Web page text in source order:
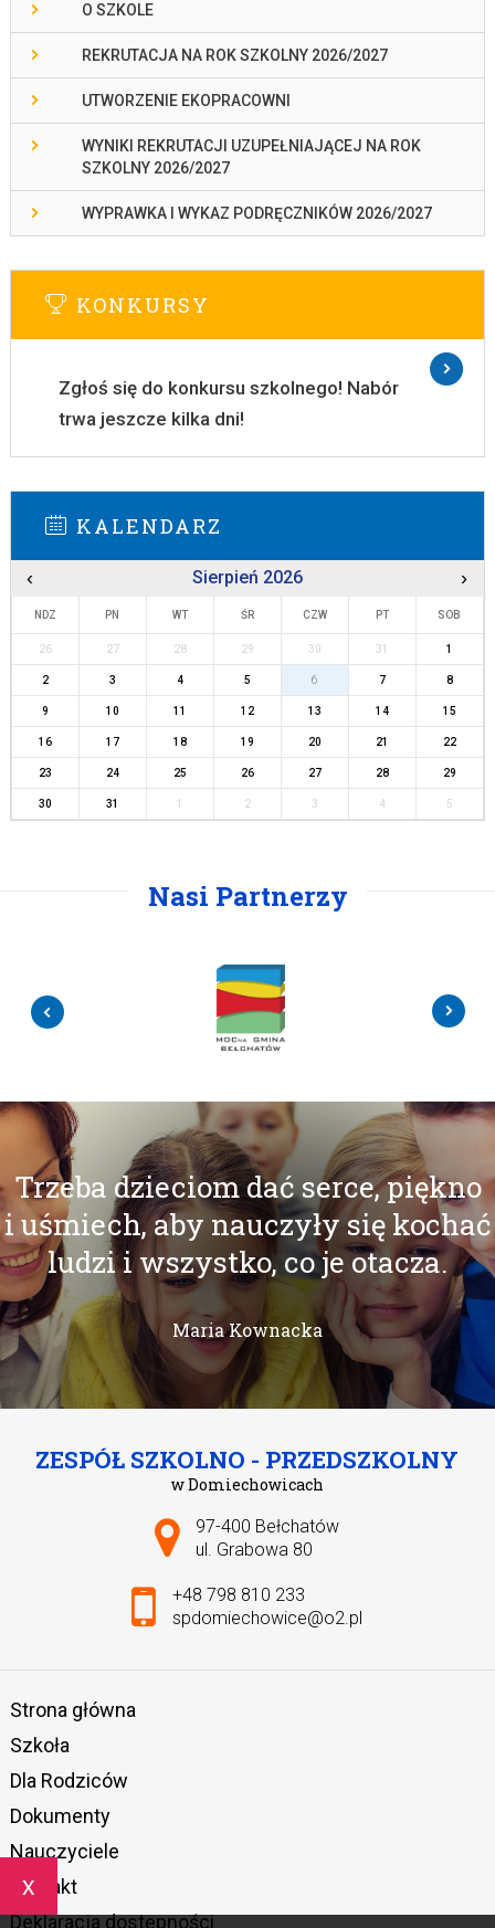
x
O SZKOLE
REKRUTACJA NA ROK SZKOLNY 2026/2027
UTWORZENIE EKOPRACOWNI
WYNIKI REKRUTACJI UZUPEŁNIAJĄCEJ NA ROK
SZKOLNY 2026/2027
WYPRAWKA I WYKAZ PODRĘCZNIKÓW 2026/2027
KONKURSY
Zgłoś się do konkursu szkolnego! Nabór
trwa jeszcze kilka dni!
KALENDARZ
‹ Sierpień 2026 ›
NDZ PN WT ŚR CZW PT SOB
26 27 28 29 30 31 1
2 3 4 5 6 7 8
9 10 11 12 13 14 15
16 17 18 19 20 21 22
23 24 25 26 27 28 29
30 31 2 3 4 5
Nasi Partnerzy
Trzeba dzieciom dać serce, piękno
i uśmiech, aby nauczyły się kochać
ludzi i wszystko, co je otacza.
Maria Kownacka
ZESPÓŁ SZKOLNO - PRZEDSZKOLNY
w Domiechowicach
Adres pocztowy:
97-400 Bełchatów
ul. Grabowa 80
+48 798 810 233
spdomiechowice@o2.pl
Strona główna
Szkoła
Dla Rodziców
Dokumenty
Nauczyciele
Kontakt
Deklaracja dostępności